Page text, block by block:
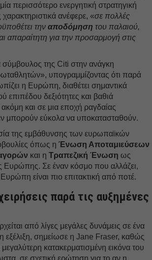
περισσότερο ενεργητική στρατηγική
ανέφερε, «σε πολλές
τηναποδόμηση του παλαιού,
απαραίτητη για την προσαρμογή στις
σύμβουλος της Citi στην ανάγκη
υπογραμμίζοντας ότι παρά
η Ευρώπη, διαθέτει σημαντικά
δεξιότητες και βαθιά
και σε μια εποχή ραγδαίας
μπορούν εύκολα να υποκατασταθούν.
της εμβάθυνσης των ευρωπαϊκών
όπως ηΈνωση Αποταμιεύσεων
και ηΤραπεζική Ένωση ως
Ευρώπης. Σε έναν κόσμο που αλλάζει,
είναι πιο επιτακτική από ποτέ.
παρά τις αυξημένες
από λίγες μεγάλες δυνάμεις σε ένα
εξέλιξη, σημείωσε η Jane Fraser, καθώς
κατακερματισμένη εικόνα του
σε σχετική ερώτηση για το αν η